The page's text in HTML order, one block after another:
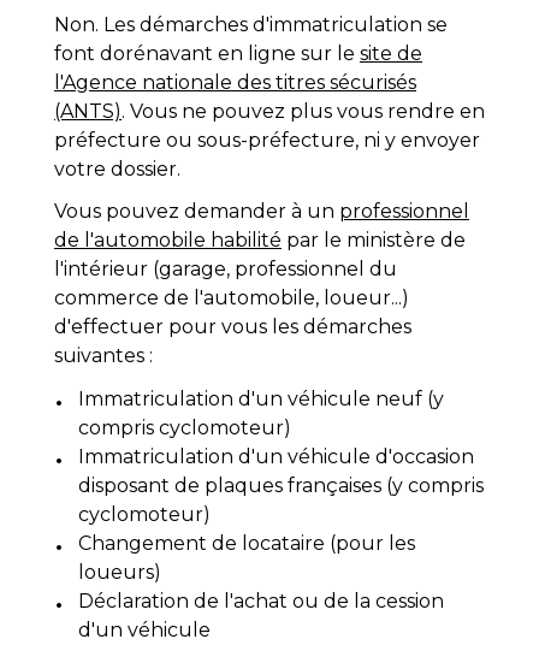
Non. Les démarches d'immatriculation se
font dorénavant en ligne sur le site de
l'Agence nationale des titres sécurisés
(ANTS). Vous ne pouvez plus vous rendre en
préfecture ou sous-préfecture, ni y envoyer
votre dossier.
Vous pouvez demander à un professionnel
de l'automobile habilité par le ministère de
l'intérieur (garage, professionnel du
commerce de l'automobile, loueur...)
d'effectuer pour vous les démarches
suivantes :
Immatriculation d'un véhicule neuf (y
compris cyclomoteur)
Immatriculation d'un véhicule d'occasion
disposant de plaques françaises (y compris
cyclomoteur)
Changement de locataire (pour les
loueurs)
Déclaration de l'achat ou de la cession
d'un véhicule